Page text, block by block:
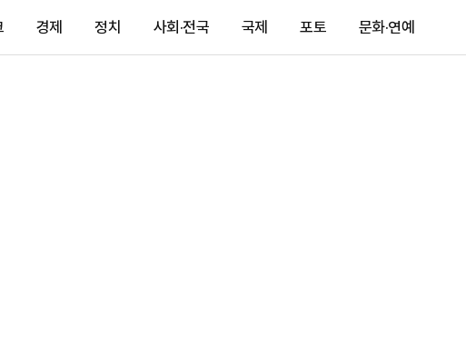
경제 정치 사회·전국 국제 포토 문화·연예